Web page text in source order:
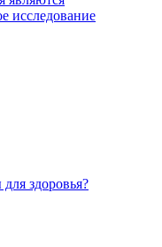
исследование
здоровья?